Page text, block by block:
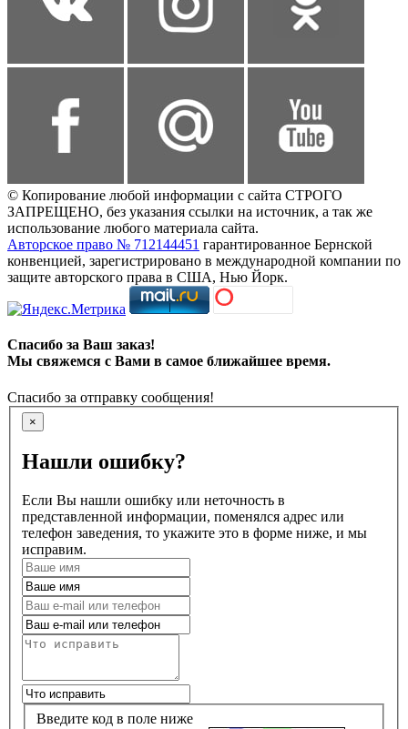
© Копирование любой информации с сайта СТРОГО
ЗАПРЕЩЕНО, без указания ссылки на источник, а так же
использование любого материала сайта.
Авторское право № 712144451 гарантированное Бернской
конвенцией, зарегистрировано в международной компании по
защите авторского права в США, Нью Йорк.
Спасибо за Ваш заказ!
Мы свяжемся с Вами в самое ближайшее время.
Спасибо за отправку сообщения!
×
Нашли ошибку?
Если Вы нашли ошибку или неточность в
представленной информации, поменялся адрес или
телефон заведения, то укажите это в форме ниже, и мы
исправим.
Введите код в поле ниже